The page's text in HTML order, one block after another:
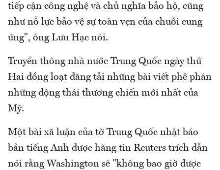
tiếp cận công nghệ và chủ nghĩa bảo hộ, cũng
như nỗ lực bảo vệ sự toàn vẹn của chuỗi cung
ứng", ông Lưu Hạc nói.
Truyền thông nhà nước Trung Quốc ngày thứ
Hai đồng loạt đăng tải những bài viết phê phán
những động thái thương chiến mới nhất của
Mỹ.
Một bài xã luận của tờ Trung Quốc nhật báo
bản tiếng Anh được hãng tin Reuters trích dẫn
nói rằng Washington sẽ "không bao giờ được